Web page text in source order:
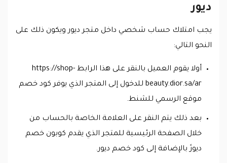
ديور
يجب امتلاك حساب شخصي داخل متجر ديور ويكون ذلك على
النحو التالي:
أولا يقوم العميل بالنقر على هذا الرابط https://shop-
beauty.dior.sa/ar للدخول إلى المتجر الذي يوفر كود خصم
موقع الرسمي للشنط.
بعد ذلك يتم النقر على العلامة الخاصة بالحساب من
خلال الصفحة الرئيسية للمتجر الذي يقدم كوبون خصم
ديورََ بالإضافة إلى كود خصم ديور.